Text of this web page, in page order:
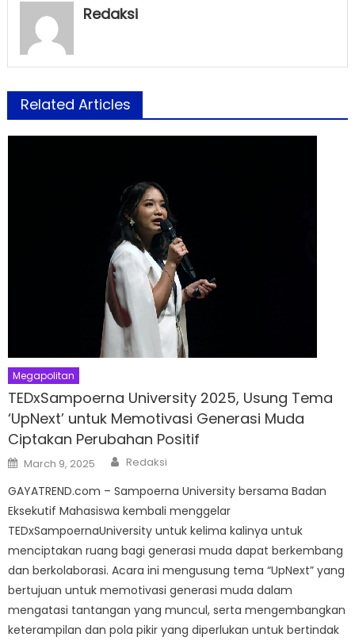
Redaksi
Related Articles
Megapolitan
TEDxSampoerna University 2025, Usung Tema
‘UpNext’ untuk Memotivasi Generasi Muda
Ciptakan Perubahan Positif
Posted
on
March 9, 2025 Author
Redaksi
GAYATREND.com – Sampoerna University bersama Badan
Eksekutif Mahasiswa kembali menggelar
TEDxSampoernaUniversity untuk kelima kalinya untuk
menciptakan ruang bagi generasi muda dapat berkembang
dan berkolaborasi. Acara ini mengusung tema “UpNext” yang
bertujuan untuk memotivasi generasi muda dalam
mengatasi tantangan yang muncul, serta mengembangkan
keterampilan dan pola pikir yang diperlukan untuk bertindak